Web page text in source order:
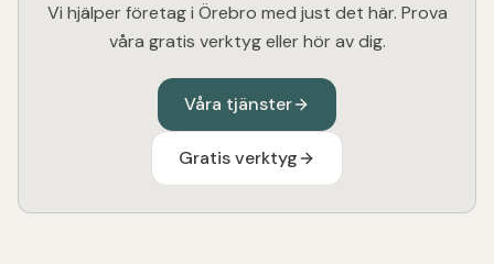
Vi hjälper företag i Örebro med just det här. Prova
våra gratis verktyg eller hör av dig.
Våra tjänster
Gratis verktyg